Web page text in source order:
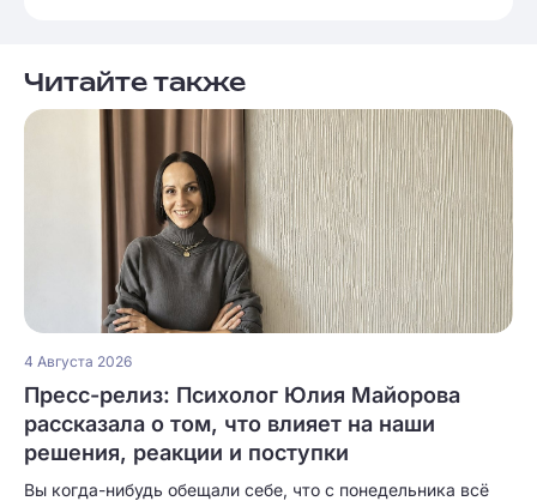
Читайте также
4 Августа 2026
Пресс-релиз: Психолог Юлия Майорова
рассказала о том, что влияет на наши
решения, реакции и поступки
Вы когда-нибудь обещали себе, что с понедельника всё